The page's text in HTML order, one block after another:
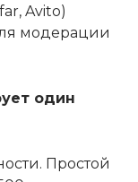
Avito)
модерации
один
Простой